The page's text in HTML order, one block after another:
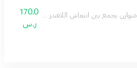
يجمع بين انتعاش اللافندر ودفء الهيل مع
170.0
ر.س